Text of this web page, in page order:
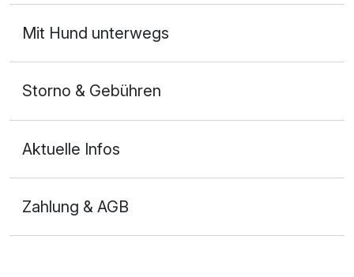
Mit Hund unterwegs
Storno & Gebühren
Aktuelle Infos
Zahlung & AGB